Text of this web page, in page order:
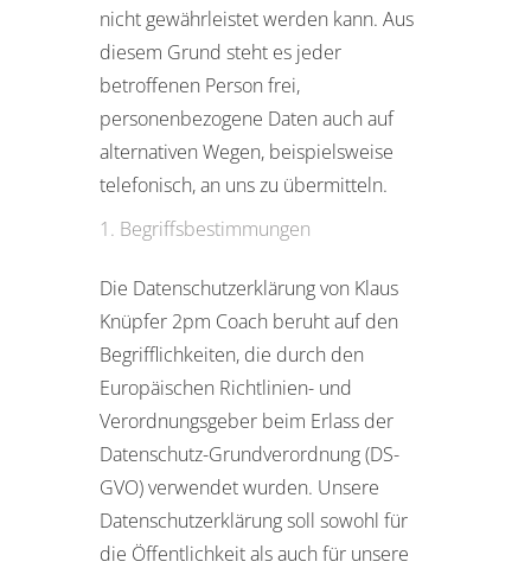
nicht gewährleistet werden kann. Aus
diesem Grund steht es jeder
betroffenen Person frei,
personenbezogene Daten auch auf
alternativen Wegen, beispielsweise
telefonisch, an uns zu übermitteln.
Begriffsbestimmungen
Die Datenschutzerklärung von Klaus
Knüpfer 2pm Coach beruht auf den
Begrifflichkeiten, die durch den
Europäischen Richtlinien- und
Verordnungsgeber beim Erlass der
Datenschutz-Grundverordnung (DS-
GVO) verwendet wurden. Unsere
Datenschutzerklärung soll sowohl für
die Öffentlichkeit als auch für unsere